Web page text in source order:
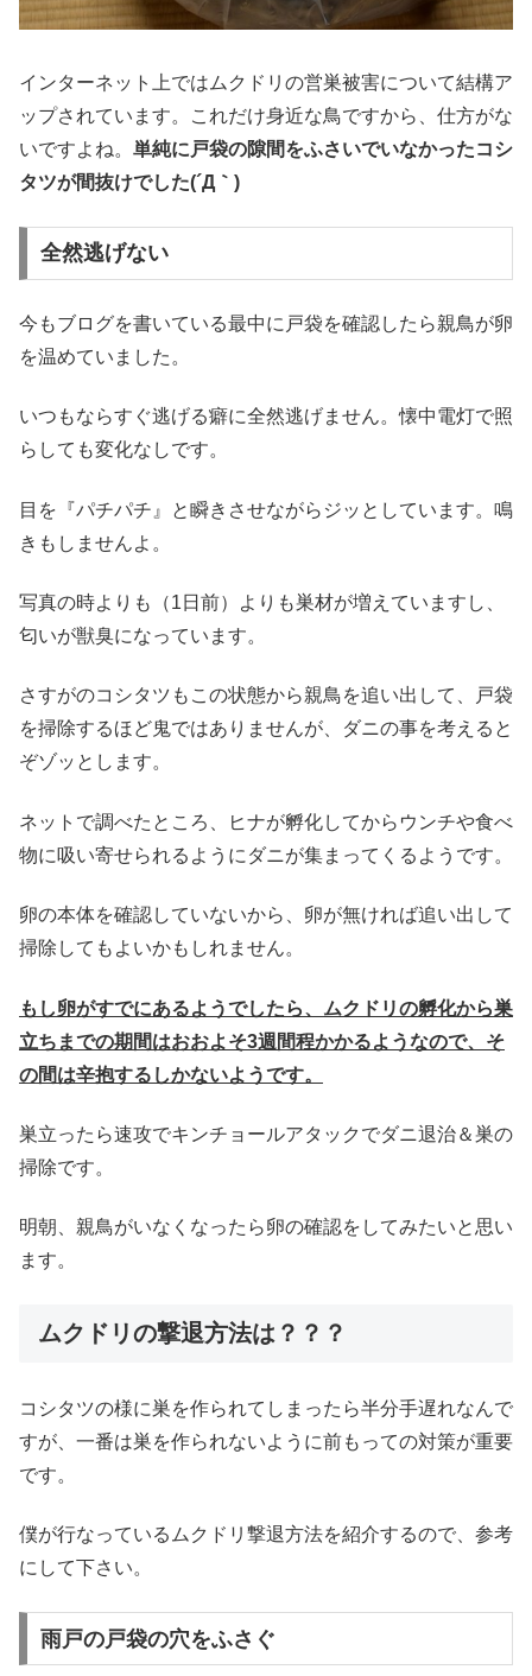
インターネット上ではムクドリの営巣被害について結構ア
ップされています。これだけ身近な鳥ですから、仕方がな
いですよね。 単純に戸袋の隙間をふさいでいなかったコシ
タツが間抜けでした(´Д｀)
全然逃げない
今もブログを書いている最中に戸袋を確認したら親鳥が卵
を温めていました。
いつもならすぐ逃げる癖に全然逃げません。懐中電灯で照
らしても変化なしです。
目を『パチパチ』と瞬きさせながらジッとしています。鳴
きもしませんよ。
写真の時よりも（1日前）よりも巣材が増えていますし、
匂いが獣臭になっています。
さすがのコシタツもこの状態から親鳥を追い出して、戸袋
を掃除するほど鬼ではありませんが、ダニの事を考えると
ぞゾッとします。
ネットで調べたところ、ヒナが孵化してからウンチや食べ
物に吸い寄せられるようにダニが集まってくるようです。
卵の本体を確認していないから、卵が無ければ追い出して
掃除してもよいかもしれません。
もし卵がすでにあるようでしたら、ムクドリの孵化から巣
立ちまでの期間はおおよそ3週間程かかるようなので、そ
の間は辛抱するしかないようです。
巣立ったら速攻でキンチョールアタックでダニ退治＆巣の
掃除です。
明朝、親鳥がいなくなったら卵の確認をしてみたいと思い
ます。
ムクドリの撃退方法は？？？
コシタツの様に巣を作られてしまったら半分手遅れなんで
すが、一番は巣を作られないように前もっての対策が重要
です。
僕が行なっているムクドリ撃退方法を紹介するので、参考
にして下さい。
雨戸の戸袋の穴をふさぐ